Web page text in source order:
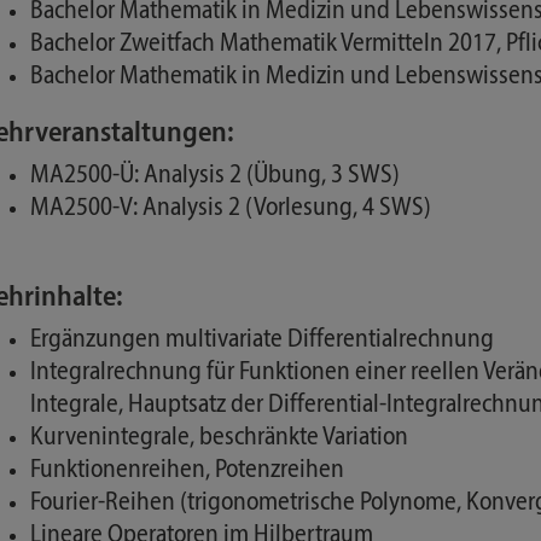
Bachelor Mathematik in Medizin und
Bachelor Zweitfach Mathematik Vermitteln 2017,
Bachelor Mathematik in Medizin und
MA2500-Ü: Analysis 2 (Übung, 3 SWS)
MA2500-V: Analysis 2 (Vorlesung, 4 SWS)
Ergänzungen multivariate Differentialrechnung
Integralrechnung für Funktionen einer reellen
Integrale, Hauptsatz der Differential-
Kurvenintegrale, beschränkte Variation
Funktionenreihen, Potenzreihen
Fourier-Reihen (trigonometrische Polynome,